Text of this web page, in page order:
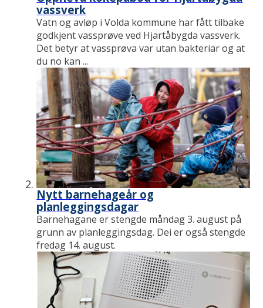
vassverk
Vatn og avløp i Volda kommune har fått tilbake
godkjent vassprøve ved Hjartåbygda vassverk.
Det betyr at vassprøva var utan bakteriar og at
du no kan ...
Nytt barnehageår og
planleggingsdagar
Barnehagane er stengde måndag 3. august på
grunn av planleggingsdag. Dei er også stengde
fredag 14. august.